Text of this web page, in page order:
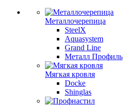
Металлочерепица
SteelX
Aquasystem
Grand Line
Металл Профиль
Мягкая кровля
Docke
Shinglas